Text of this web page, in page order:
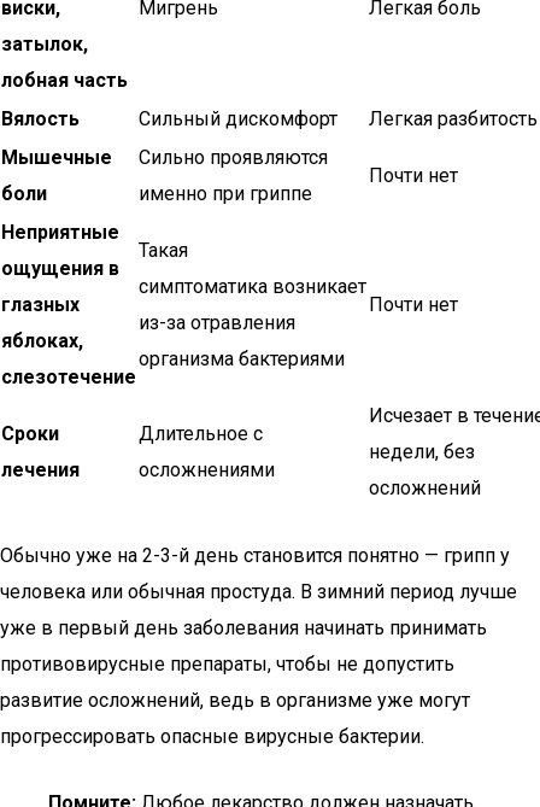
виски,
затылок,
лобная часть
Мигрень Легкая боль
Вялость Сильный дискомфорт
Легкая разбитость
Мышечные
боли
Сильно проявляются
именно при гриппе
Почти нет
Неприятные
ощущения в
глазных
яблоках,
слезотечение
Такая
симптоматика возникает
из-за отравления
организма бактериями
Почти нет
Сроки
лечения
Длительное с
осложнениями
Исчезает в
недели, без
осложнений
Обычно уже на 2-3-й день становится понятно — грипп у
человека или обычная простуда. В зимний период лучше
уже в первый день заболевания начинать принимать
противовирусные препараты, чтобы не допустить
развитие осложнений, ведь в организме уже могут
прогрессировать опасные вирусные бактерии.